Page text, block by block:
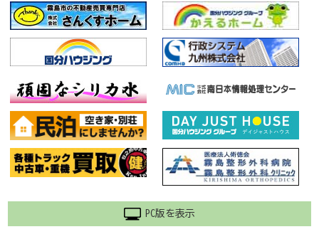
PC版を表示